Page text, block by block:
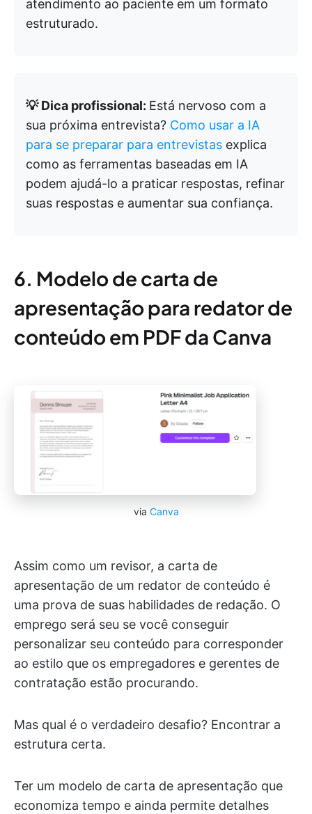
atendimento ao paciente em um formato
estruturado.
💡 Dica profissional: Está nervoso com a
sua próxima entrevista? Como usar a IA
para se preparar para entrevistas explica
como as ferramentas baseadas em IA
podem ajudá-lo a praticar respostas, refinar
suas respostas e aumentar sua confiança.
6. Modelo de carta de
apresentação para redator de
conteúdo em PDF da Canva
via Canva
Assim como um revisor, a carta de
apresentação de um redator de conteúdo é
uma prova de suas habilidades de redação. O
emprego será seu se você conseguir
personalizar seu conteúdo para corresponder
ao estilo que os empregadores e gerentes de
contratação estão procurando.
Mas qual é o verdadeiro desafio? Encontrar a
estrutura certa.
Ter um modelo de carta de apresentação que
economiza tempo e ainda permite detalhes